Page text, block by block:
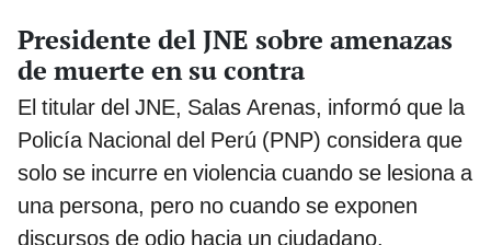
Presidente del JNE sobre amenazas
de muerte en su contra
El titular del JNE, Salas Arenas, informó que la
Policía Nacional del Perú (PNP) considera que
solo se incurre en violencia cuando se lesiona a
una persona, pero no cuando se exponen
discursos de odio hacia un ciudadano.